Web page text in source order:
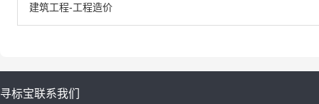
建筑工程-工程造价
寻标宝联系我们